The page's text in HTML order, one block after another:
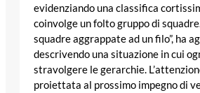
evidenziando una classifica
coinvolge un folto gruppo di
squadre aggrappate ad un filo”, ha
descrivendo una situazione in cui
stravolgere le gerarchie.
proiettata al prossimo impegno di